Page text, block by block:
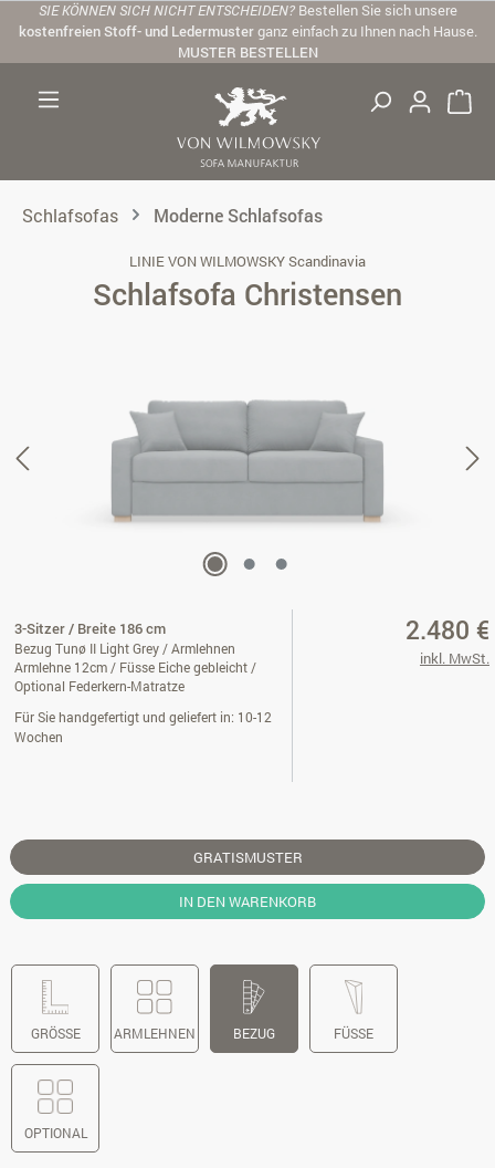
Zum Hauptinhalt springen
SIE KÖNNEN SICH NICHT ENTSCHEIDEN? Bestellen Sie sich unsere
kostenfreien Stoff- und Ledermusterganz einfach zu Ihnen nach Hause.
MUSTER BESTELLEN
Schlafsofas Moderne Schlafsofas
LINIE VON WILMOWSKY Scandinavia
Schlafsofa Christensen
3-Sitzer / Breite 186 cm
Bezug Tunø II Light Grey / Armlehnen
Armlehne 12cm / Füsse Eiche gebleicht /
Optional Federkern-Matratze
Für Sie handgefertigt und geliefert in: 10-12
Wochen
2.480 €
inkl. MwSt.
GRATISMUSTER
IN DEN WARENKORB
GRÖSSE ARMLEHNEN BEZUG FÜSSE
OPTIONAL